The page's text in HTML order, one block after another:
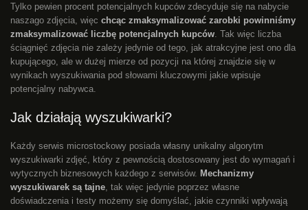
Tylko pewien procent potencjalnych kupców zdecyduje się na nabycie
naszago zdjęcia, więc chcąc zmaksymalizować zarobki powinniśmy
zmaksymalizować liczbę potencjalnych kupców . Tak więc liczba
ściągnięć zdjęcia nie zależy jedynie od tego, jak atrakcyjne jest ono dla
kupującego, ale w dużej mierze od pozycji na której znajdzie się w
wynikach wyszukiwania pod słowami kluczowymi jakie wpisuje
potencjalny nabywca.
Jak działają wyszukiwarki?
Każdy serwis microstockowy posiada własny unikalny algorytm
wyszukiwarki zdjęć, który z pewnością dostosowany jest do wymagań i
wytycznych biznesowych każdego z serwisów. Mechanizmy
wyszukiwarek są tajne , tak więc jedynie poprzez własne
doświadczenia i testy możemy się domyślać, jakie czynniki wpływają